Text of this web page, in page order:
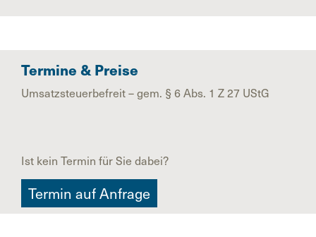
Termine & Preise
Umsatzsteuerbefreit – gem. § 6 Abs. 1 Z 27 UStG
Ist kein Termin für Sie dabei?
Termin auf Anfrage